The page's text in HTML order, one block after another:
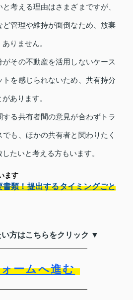
考える理由はさまざまですが、
ど管理や維持が面倒なため、放棄
りません。
がその不動産を活用しないケース
トを感じられないため、共有持分
あります。
る共有者間の意見が合わずトラ
も、ほかの共有者と関わりたく
たいと考える方もいます。
ます
類！提出するタイミングごと
方はこちらをクリック ▼
ームへ進む